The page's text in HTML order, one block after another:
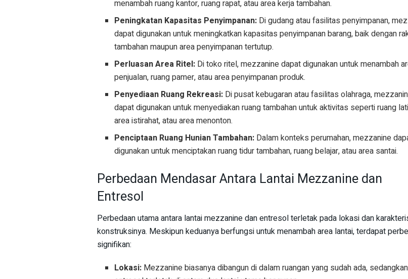
menambah ruang kantor, ruang rapat, atau area kerja tambahan.
Peningkatan Kapasitas Penyimpanan: Di gudang atau fasilitas penyimpanan,
dapat digunakan untuk meningkatkan kapasitas penyimpanan barang, baik dengan
tambahan maupun area penyimpanan tertutup.
Perluasan Area Ritel: Di toko ritel, mezzanine dapat digunakan untuk menambah
penjualan, ruang pamer, atau area penyimpanan produk.
Penyediaan Ruang Rekreasi: Di pusat kebugaran atau fasilitas olahraga,
dapat digunakan untuk menyediakan ruang tambahan untuk aktivitas seperti ruang
area istirahat, atau area menonton.
Penciptaan Ruang Hunian Tambahan: Dalam konteks perumahan, mezzanine
digunakan untuk menciptakan ruang tidur tambahan, ruang belajar, atau area santai.
Perbedaan Mendasar Antara Lantai Mezzanine dan
Entresol
Perbedaan utama antara lantai mezzanine dan entresol terletak pada lokasi dan
konstruksinya. Meskipun keduanya berfungsi untuk menambah area lantai, terdapat
signifikan:
Lokasi: Mezzanine biasanya dibangun di dalam ruangan yang sudah ada, sedangkan